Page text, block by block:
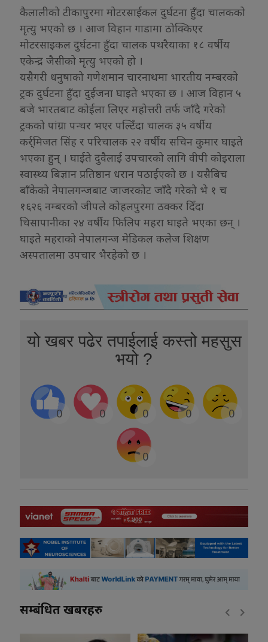
कैलालीको टीकापुरमा मोटरसाईकल दुर्घटना हुँदा चालकको
मृत्यु भएको छ । आज विहान गाडामा ठोक्किएर
मोटरसाइकल दुर्घटना हुँदा चालक पथरैयाका १८ वर्षीय
एकेन्द्र जैसीको मृत्यु भएको हो ।
यसैगरी धनुषाको गणेशमान चारनाथमा भारतीय नम्बरको
ट्रक दुर्घटना हुँदा दुईजना घाइते भएका छ । आज विहान ५
बजे भारतबाट कोईला लिएर महोत्तरी तर्फ जाँदै गरेको
ट्रकको पांग्रा पन्चर भएर पल्टिँदा चालक ३५ वर्षीय
कर्र्मिजत सिंह र परिचालक २२ वर्षीय सचिन कुमार घाइते
भएका हुन् । घाईते दुवैलाई उपचारको लागि वीपी कोइराला
स्वास्थ्य बिज्ञान प्रतिष्ठान धरान पठाईएको छ । यसैबिच
बाँकेको नेपालगन्जबाट जाजरकोट जाँदै गरेको भे १ च
१६२६ नम्बरको जीपले कोहलपुरमा ठक्कर दिँदा
चिसापानीका २४ वर्षीय फिलिप महरा घाइते भएका छन् ।
घाइते महराको नेपालगन्ज मेडिकल कलेज शिक्षण
अस्पतालमा उपचार भैरहेको छ ।
यो खबर पढेर तपाईलाई कस्तो महसुस
भयो ?
0 0 0 0 0
0
सम्बंधित खबरहरु